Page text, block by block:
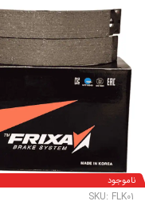
ناموجود
SKU: FLK01